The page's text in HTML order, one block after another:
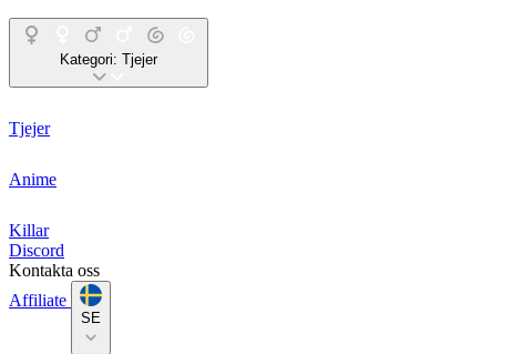
Kategori: Tjejer
Tjejer
Anime
Killar
Discord
Kontakta oss
Affiliate
SE